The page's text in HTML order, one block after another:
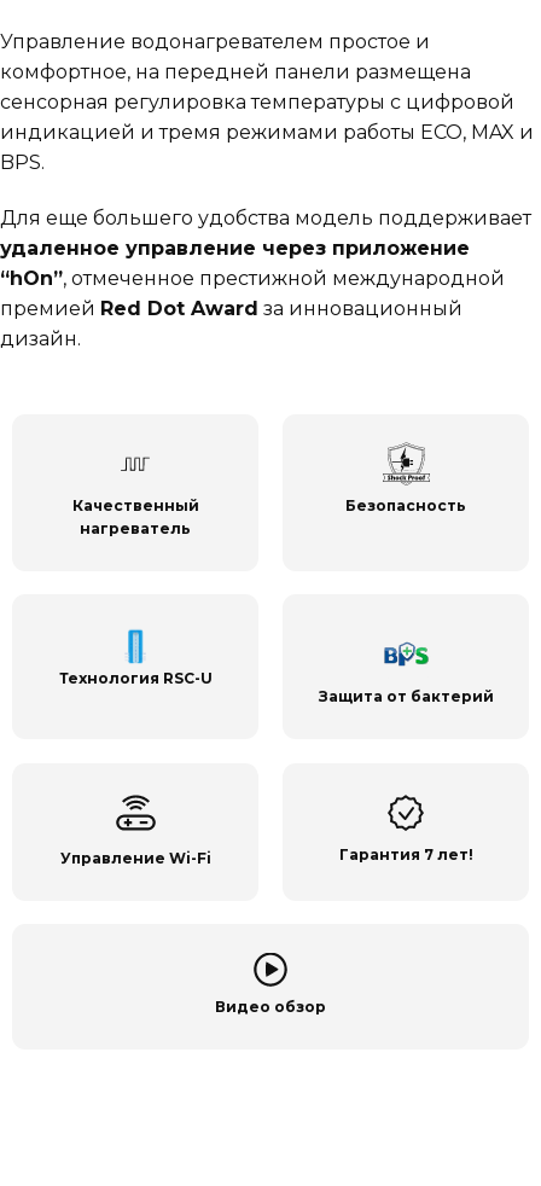
Управление водонагревателем простое и
комфортное, на передней панели размещена
сенсорная регулировка температуры с цифровой
индикацией и тремя режимами работы ECO, MAX и
BPS.
Для еще большего удобства модель поддерживает
удаленное управление через приложение
“hOn”, отмеченное престижной международной
премией Red Dot Award за инновационный
дизайн.
Качественный
нагреватель
Безопасность
Технология RSC-U
Защита от бактерий
Управление Wi-Fi Гарантия 7 лет!
Видео обзор